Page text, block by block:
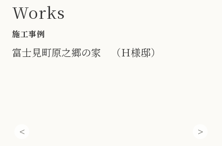
Works
施工事例
富士見町原之郷の家 （Ｈ様邸）